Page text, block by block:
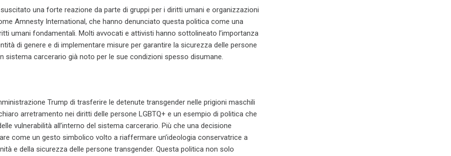
una forte reazione da parte di gruppi per i diritti umani e organizzazioni
Amnesty International, che hanno denunciato questa politica come una
umani fondamentali. Molti avvocati e attivisti hanno sottolineato l’importanza
di genere e di implementare misure per garantire la sicurezza delle persone
sistema carcerario già noto per le sue condizioni spesso disumane.
Trump di trasferire le detenute transgender nelle prigioni maschili
arretramento nei diritti delle persone LGBTQ+ e un esempio di politica che
vulnerabilità all’interno del sistema carcerario. Più che una decisione
come un gesto simbolico volto a riaffermare un’ideologia conservatrice a
e della sicurezza delle persone transgender. Questa politica non solo